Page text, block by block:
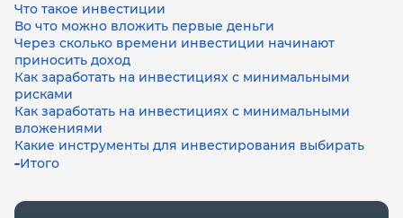
Что такое инвестиции
Во что можно вложить первые деньги
Через сколько времени инвестиции начинают
приносить доход
Как заработать на инвестициях с минимальными
рисками
Как заработать на инвестициях с минимальными
вложениями
Какие инструменты для инвестирования выбирать
Итого